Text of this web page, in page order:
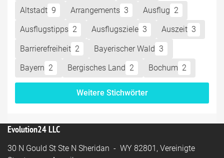
Altstadt 9 Arrangements 3 Ausflug 2
Ausflugstipps 2 Ausflugsziele 3 Auszeit 3
Barrierefreiheit 2 Bayerischer Wald 3
Bayern 2 Bergisches Land 2 Bochum 2
Weitere Stichwörter
Evolution24 LLC
30 N Gould St Ste N Sheridan - WY 82801, Vereinigte